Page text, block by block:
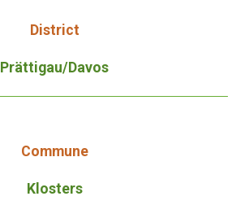
District
Prättigau/Davos
Commune
Klosters